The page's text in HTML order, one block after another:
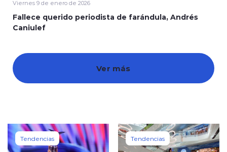
modo claro
Viernes 9 de enero de 2026
Fallece querido periodista de farándula, Andrés
Caniulef
Ver más
Tendencias Tendencias